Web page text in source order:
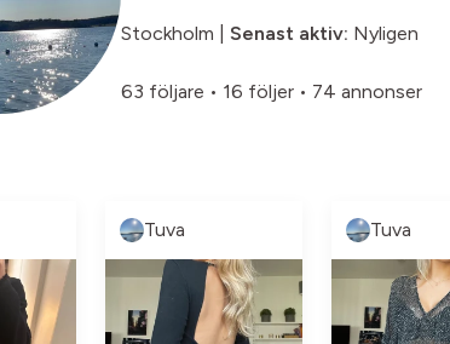
Stockholm | Senast aktiv: Nyligen
63 följare • 16 följer • 74 annonser
Tuva Tuva